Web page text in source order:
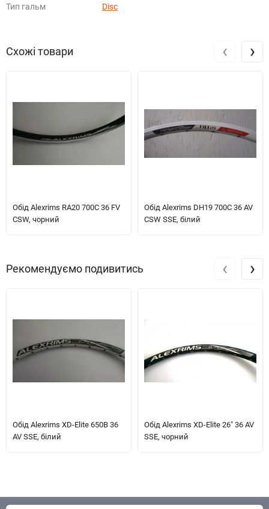
Тип гальм Disc
Схожі товари
Обід Alexrims RA20 700C 36 FV
CSW, чорний
Обід Alexrims DH19 700C 36 AV
CSW SSE, білий
‹ ›
Рекомендуємо подивитись
Обід Alexrims XD-Elite 650B 36
AV SSE, білий
Обід Alexrims XD-Elite 26" 36 AV
SSE, чорний
‹ ›